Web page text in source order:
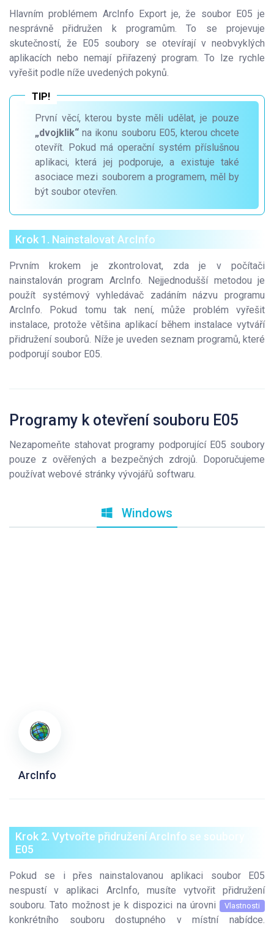
Hlavním problémem ArcInfo Export je, že soubor E05 je
nesprávně přidružen k programům. To se projevuje
skutečností, že E05 soubory se otevírají v neobvyklých
aplikacích nebo nemají přiřazený program. To lze rychle
vyřešit podle níže uvedených pokynů.
První věcí, kterou byste měli udělat, je pouze
„dvojklik“ na ikonu souboru E05, kterou chcete
otevřít. Pokud má operační systém příslušnou
aplikaci, která jej podporuje, a existuje také
asociace mezi souborem a programem, měl by
být soubor otevřen.
Krok 1. Nainstalovat ArcInfo
Prvním krokem je zkontrolovat, zda je v počítači
nainstalován program ArcInfo. Nejjednodušší metodou je
použít systémový vyhledávač zadáním názvu programu
ArcInfo. Pokud tomu tak není, může problém vyřešit
instalace, protože většina aplikací během instalace vytváří
přidružení souborů. Níže je uveden seznam programů, které
podporují soubor E05.
Programy k otevření souboru E05
Nezapomeňte stahovat programy podporující E05 soubory
pouze z ověřených a bezpečných zdrojů. Doporučujeme
používat webové stránky vývojářů softwaru.
Windows
ArcInfo
Krok 2. Vytvořte přidružení ArcInfo se soubory
E05
Pokud se i přes nainstalovanou aplikaci soubor E05
nespustí v aplikaci ArcInfo, musíte vytvořit přidružení
souboru. Tato možnost je k dispozici na úrovni
Vlastnosti
konkrétního souboru dostupného v místní nabídce.